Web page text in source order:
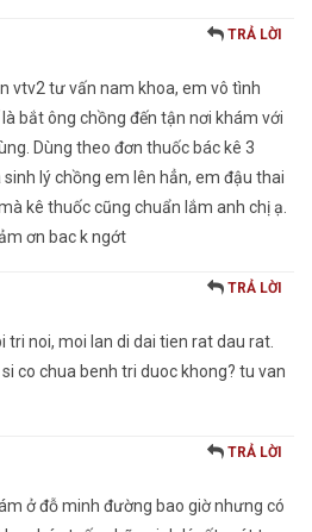
TRẢ LỜI
vtv2 tư vấn nam khoa, em vô tình
bắt ông chồng đến tận nơi khám với
Dùng theo đơn thuốc bác kê 3
lý chồng em lên hẳn, em đậu thai
kê thuốc cũng chuẩn lắm anh chị ạ.
ơn bac k ngớt
TRẢ LỜI
tri noi, moi lan di dai tien rat dau rat.
co chua benh tri duoc khong? tu van
TRẢ LỜI
ở đỗ minh đường bao giờ nhưng có